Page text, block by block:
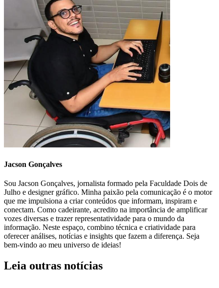
Jacson Gonçalves
Sou Jacson Gonçalves, jornalista formado pela Faculdade Dois de
Julho e designer gráfico. Minha paixão pela comunicação é o motor
que me impulsiona a criar conteúdos que informam, inspiram e
conectam. Como cadeirante, acredito na importância de amplificar
vozes diversas e trazer representatividade para o mundo da
informação. Neste espaço, combino técnica e criatividade para
oferecer análises, notícias e insights que fazem a diferença. Seja
bem-vindo ao meu universo de ideias!
Leia outras notícias